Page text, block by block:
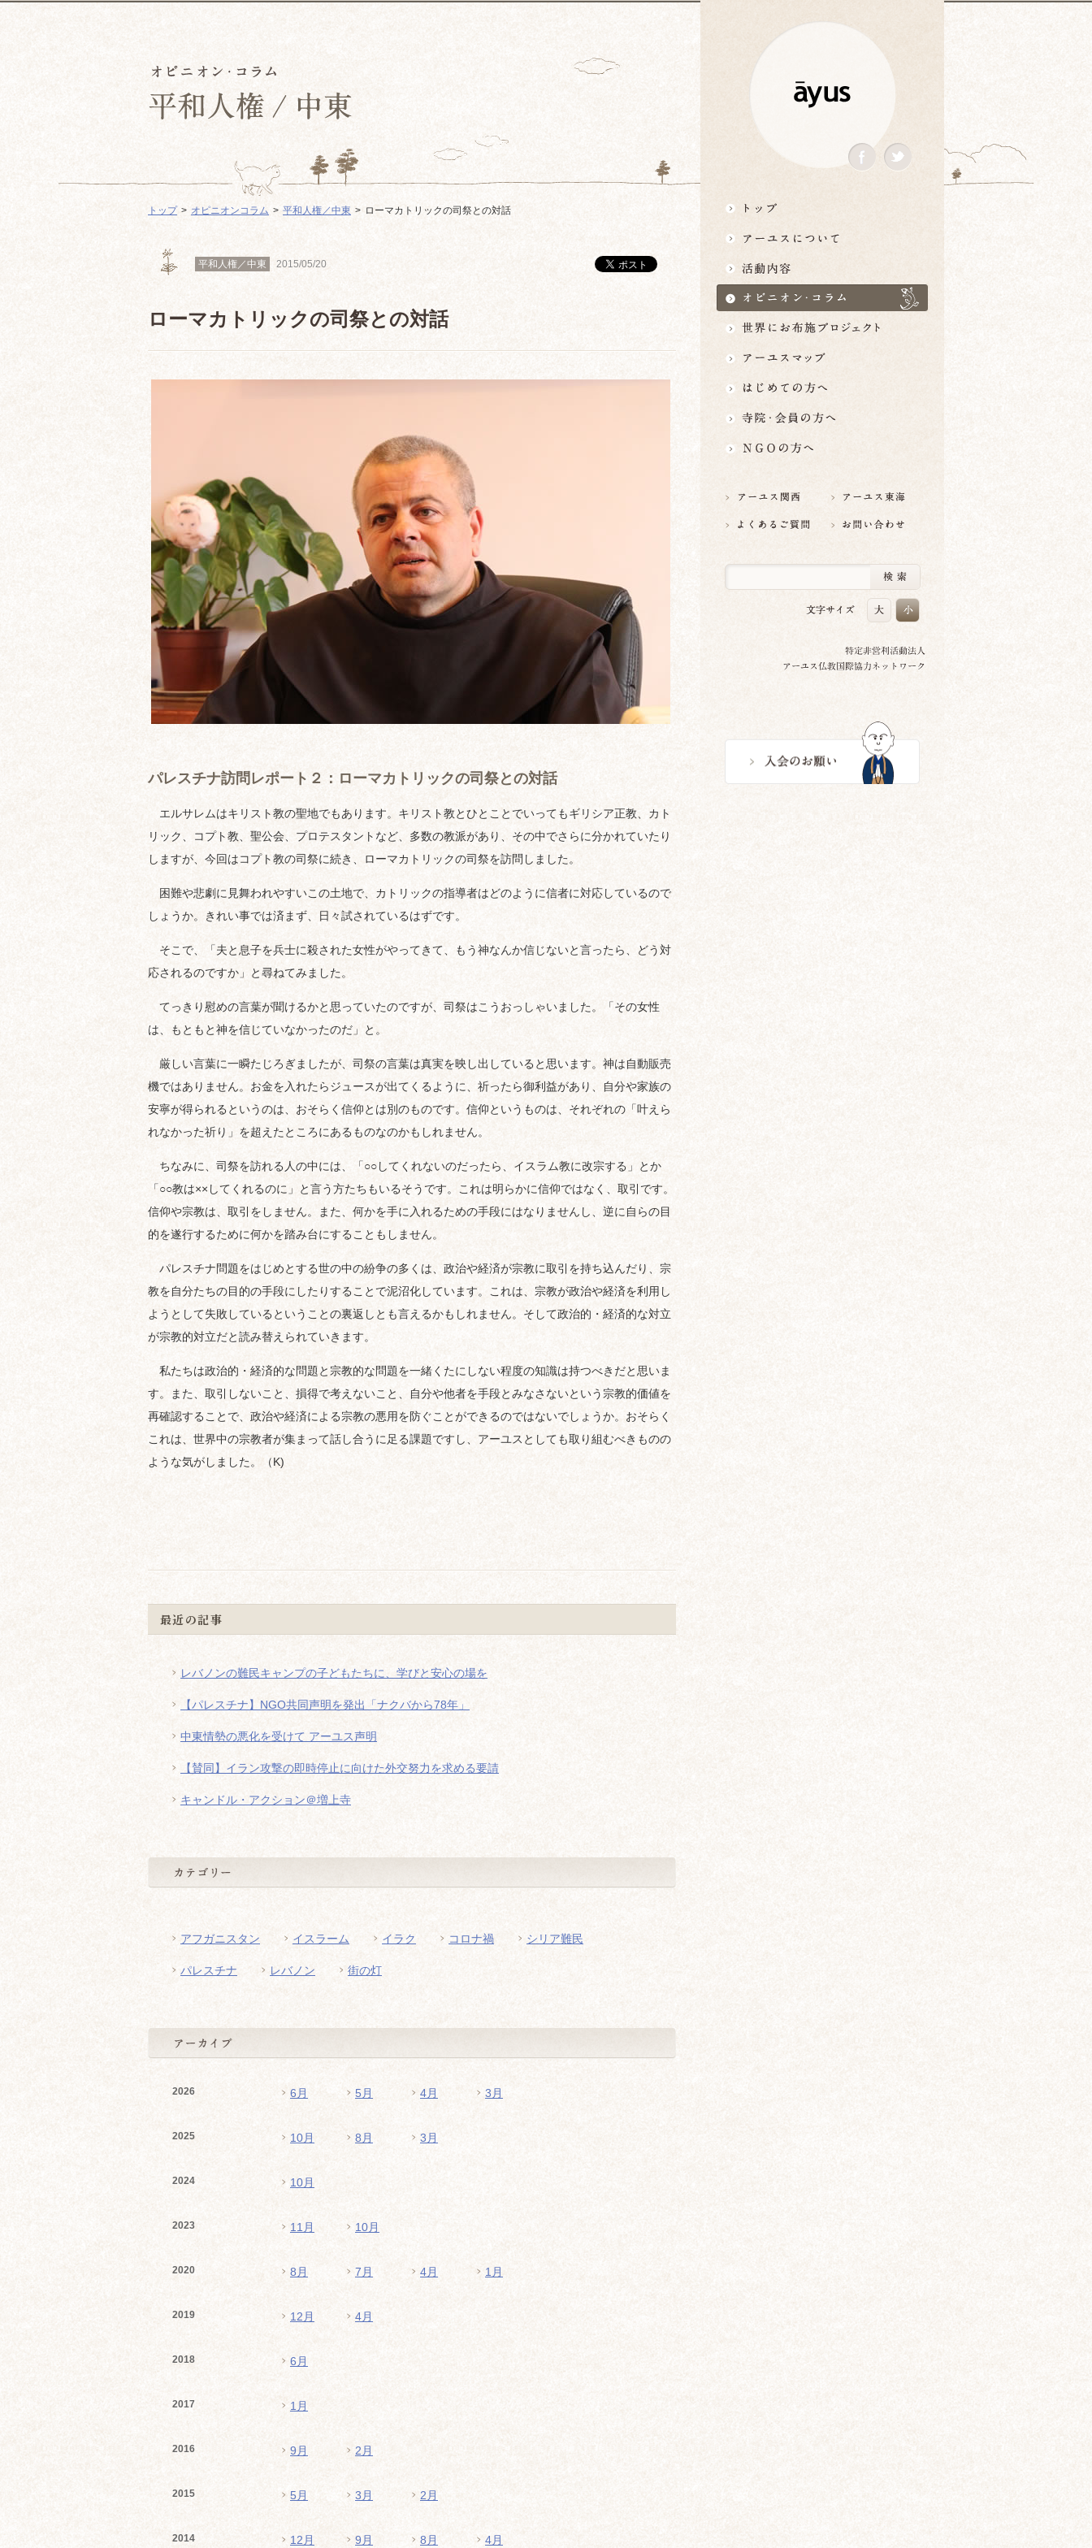
トップ オピニオンコラム 平和人権／中東 ローマカトリックの司祭との対話
平和人権／中東 2015/05/20
ローマカトリックの司祭との対話
パレスチナ訪問レポート２：ローマカトリックの司祭との対話
エルサレムはキリスト教の聖地でもあります。キリスト教とひとことでいってもギリシア正教、カト
リック、コプト教、聖公会、プロテスタントなど、多数の教派があり、その中でさらに分かれていたり
しますが、今回はコプト教の司祭に続き、ローマカトリックの司祭を訪問しました。
困難や悲劇に見舞われやすいこの土地で、カトリックの指導者はどのように信者に対応しているので
しょうか。きれい事では済まず、日々試されているはずです。
そこで、「夫と息子を兵士に殺された女性がやってきて、もう神なんか信じないと言ったら、どう対
応されるのですか」と尋ねてみました。
てっきり慰めの言葉が聞けるかと思っていたのですが、司祭はこうおっしゃいました。「その女性
は、もともと神を信じていなかったのだ」と。
厳しい言葉に一瞬たじろぎましたが、司祭の言葉は真実を映し出していると思います。神は自動販売
機ではありません。お金を入れたらジュースが出てくるように、祈ったら御利益があり、自分や家族の
安寧が得られるというのは、おそらく信仰とは別のものです。信仰というものは、それぞれの「叶えら
れなかった祈り」を超えたところにあるものなのかもしれません。
ちなみに、司祭を訪れる人の中には、「○○してくれないのだったら、イスラム教に改宗する」とか
「○○教は××してくれるのに」と言う方たちもいるそうです。これは明らかに信仰ではなく、取引です。
信仰や宗教は、取引をしません。また、何かを手に入れるための手段にはなりませんし、逆に自らの目
的を遂行するために何かを踏み台にすることもしません。
パレスチナ問題をはじめとする世の中の紛争の多くは、政治や経済が宗教に取引を持ち込んだり、宗
教を自分たちの目的の手段にしたりすることで泥沼化しています。これは、宗教が政治や経済を利用し
ようとして失敗しているということの裏返しとも言えるかもしれません。そして政治的・経済的な対立
が宗教的対立だと読み替えられていきます。
私たちは政治的・経済的な問題と宗教的な問題を一緒くたにしない程度の知識は持つべきだと思いま
す。また、取引しないこと、損得で考えないこと、自分や他者を手段とみなさないという宗教的価値を
再確認することで、政治や経済による宗教の悪用を防ぐことができるのではないでしょうか。おそらく
これは、世界中の宗教者が集まって話し合うに足る課題ですし、アーユスとしても取り組むべきものの
ような気がしました。（K)
最近の記事
レバノンの難民キャンプの子どもたちに、学びと安心の場を
【パレスチナ】NGO共同声明を発出「ナクバから78年」
中東情勢の悪化を受けて アーユス声明
【賛同】イラン攻撃の即時停止に向けた外交努力を求める要請
キャンドル・アクション＠増上寺
アフガニスタン イスラーム イラク コロナ禍 シリア難民
パレスチナ レバノン 街の灯
2026 6月 5月 4月 3月
2025 10月 8月 3月
2024 10月
2023 11月 10月
2020 8月 7月 4月 1月
2019 12月 4月
2018 6月
2017 1月
2016 9月 2月
2015 5月 3月 2月
2014 12月 9月 8月 4月